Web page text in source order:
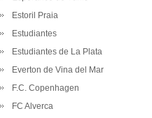
Estoril Praia
Estudiantes
Estudiantes de La Plata
Everton de Vina del Mar
F.C. Copenhagen
FC Alverca